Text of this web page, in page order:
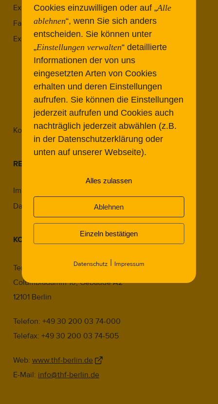
Expert:innen
Fachbeiträge
Expert Meetings
Expert Meeting 2022.1
Expert Meeting 2023.1
Expert Meeting 2023.2
Expert Meeting 2024.1
Expert Meeting 2025.2
Kontakt
RECHTLICHES
Impressum
Datenschutz
KONTAKT
Tempelhof Projekt GmbH
Columbiadamm 10, Gebäude A2
12101 Berlin
Telefon: +49 30 200 03 74-000
Telefax: +49 30 200 03 74-505
Web: www.thf-berlin.de
E-Mail: info@thf-berlin.de
Cookies einzuwilligen oder auf „Alle
ablehnen“, wenn Sie sich anders
entscheiden. Sie können unter
„Einstellungen verwalten“ detaillierte
Informationen der von uns
eingesetzten Arten von Cookies
erhalten und deren Einstellungen
aufrufen. Sie können die Einstellungen
jederzeit aufrufen und Cookies auch
nachträglich jederzeit abwählen (z.B.
in der Datenschutzerklärung oder
unten auf unserer Webseite).
Alles zulassen
Ablehnen
Einzeln bestätigen
Datenschutz| Impressum